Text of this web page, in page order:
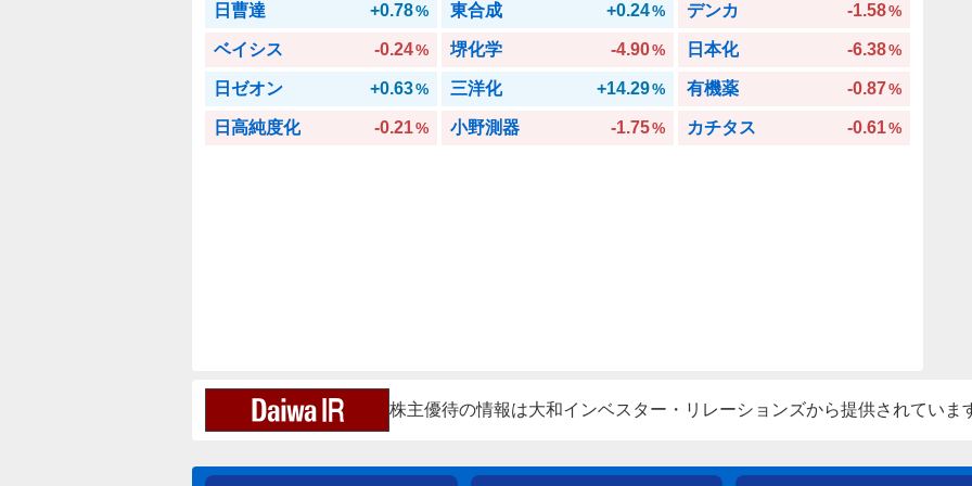
日曹達 +0.78% 東合成 +0.24% デンカ -1.58%
ベイシス -0.24% 堺化学 -4.90% 日本化 -6.38%
日ゼオン +0.63% 三洋化 +14.29% 有機薬 -0.87%
日高純度化 -0.21% 小野測器 -1.75% カチタス -0.61%
株主優待の情報は大和インベスター・リレーションズから提供されていま